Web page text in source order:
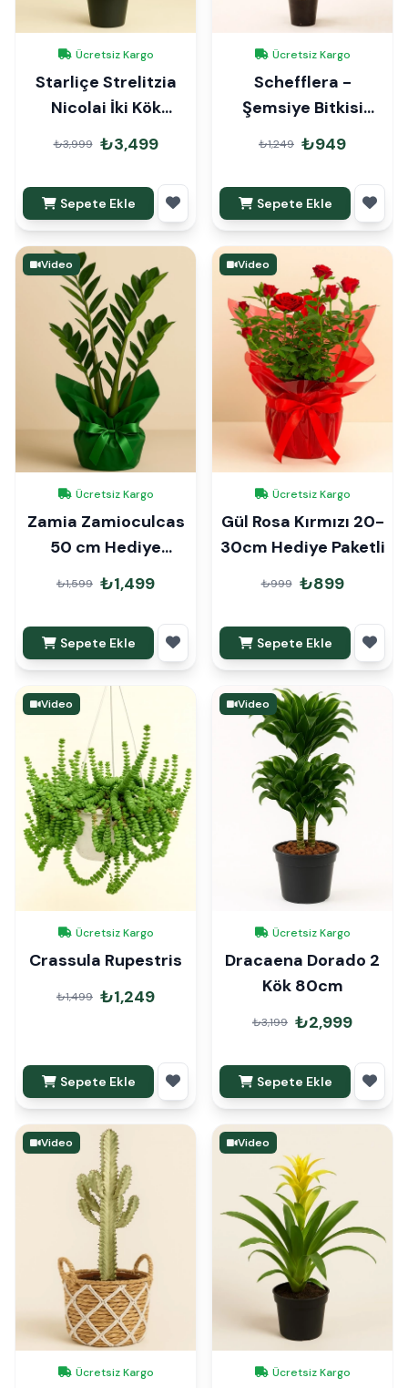
Ücretsiz Kargo
Starliçe Strelitzia
Nicolai İki Kök
140cm
₺3,999 ₺3,499
Sepete Ekle
Ücretsiz Kargo
Schefflera -
Şemsiye Bitkisi
70cm
₺1,249 ₺949
Sepete Ekle
Video
Ücretsiz Kargo
Zamia Zamioculcas
50 cm Hediye
Paketli
₺1,599 ₺1,499
Sepete Ekle
Video
Ücretsiz Kargo
Gül Rosa Kırmızı 20-
30cm Hediye Paketli
₺999 ₺899
Sepete Ekle
Video
Ücretsiz Kargo
Crassula Rupestris
₺1,499 ₺1,249
Sepete Ekle
Video
Ücretsiz Kargo
Dracaena Dorado 2
Kök 80cm
₺3,199 ₺2,999
Sepete Ekle
Video
Ücretsiz Kargo
Video
Ücretsiz Kargo